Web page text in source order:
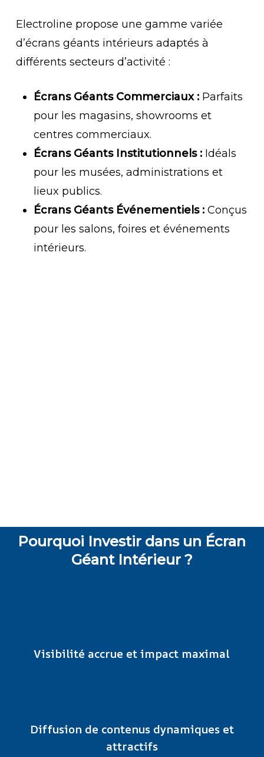
Electroline propose une gamme variée
d’écrans géants intérieurs adaptés à
différents secteurs d’activité :
Écrans Géants Commerciaux :Parfaits
pour les magasins, showrooms et
centres commerciaux.
Écrans Géants Institutionnels :Idéals
pour les musées, administrations et
lieux publics.
Écrans Géants Événementiels :Conçus
pour les salons, foires et événements
intérieurs.
Pourquoi Investir dans un Écran
Géant Intérieur ?
Visibilité accrue et impact maximal
Diffusion de contenus dynamiques et
attractifs